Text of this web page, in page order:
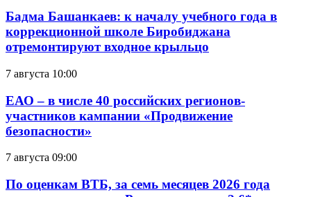
Бадма Башанкаев: к началу учебного года в
коррекционной школе Биробиджана
отремонтируют входное крыльцо
7 августа 10:00
ЕАО – в числе 40 российских регионов-
участников кампании «Продвижение
безопасности»
7 августа 09:00
По оценкам ВТБ, за семь месяцев 2026 года